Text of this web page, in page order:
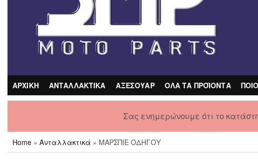
ΑΡΧΙΚΗ ΑΝΤΑΛΛΑΚΤΙΚΑ ΑΞΕΣΟΥΑΡ ΟΛΑ ΤΑ ΠΡΟΪΟΝΤΑ
Σας ενημερώνουμε ότι το
Home » Ανταλλακτικά » ΜΑΡΣΠΙΕ ΟΔΗΓΟΥ